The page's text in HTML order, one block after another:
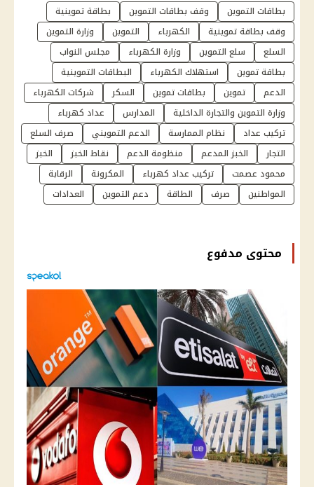
بطاقات التموين وقف بطاقات التموين
بطاقة تموينية
وقف بطاقة تموينية
الكهرباء التموين
وزارة التموين
السلع
سلع التموين وزارة الكهرباء
مجلس النواب
بطاقة تموين
استهلاك الكهرباء
البطاقات التموينية
الدعم
تموين بطاقات تموين السكر
شركات الكهرباء
وزارة التموين والتجارة الداخلية
المدارس
عداد كهرباء
تركيب عداد
نظام الممارسة الدعم التمويني
صرف السلع
التجار
الخبز المدعم منظومة الدعم نقاط الخبز
الخبز
محمود عصمت
تركيب عداد كهرباء المكرونة
الرقابة
المواطنين
صرف الطاقة دعم التموين العدادات
محتوى مدفوع